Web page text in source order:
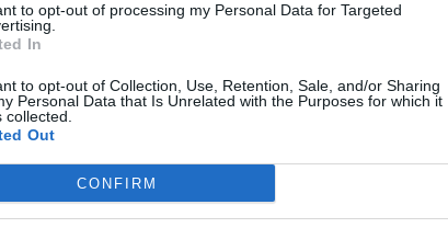
to opt-out of processing my Personal Data for Targeted
In
to opt-out of Collection, Use, Retention, Sale, and/or Sharing
Personal Data that Is Unrelated with the Purposes for which it
collected.
Out
CONFIRM